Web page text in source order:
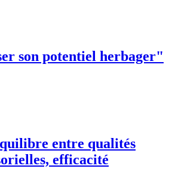
son potentiel herbager"
entre qualités
efficacité